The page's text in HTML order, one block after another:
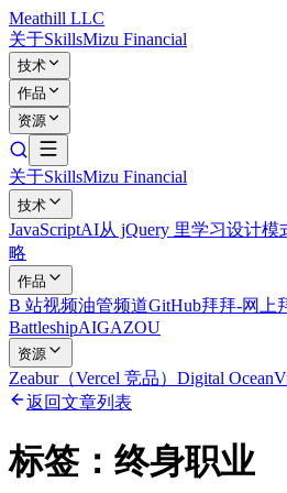
Meathill LLC
关于SkillsMizu Financial
技术
作品
资源
关于SkillsMizu Financial
技术
JavaScriptAI从 jQuery 里学习设计模
略
作品
B 站视频油管频道GitHub拜拜-网上
BattleshipAIGAZOU
资源
Zeabur（Vercel 竞品） Digital Ocean
返回文章列表
标签： 终身职业